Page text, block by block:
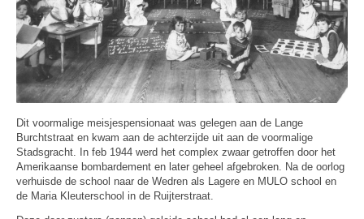
Dit voormalige meisjespensionaat was gelegen aan de Lange
Burchtstraat en kwam aan de achterzijde uit aan de voormalige
Stadsgracht. In feb 1944 werd het complex zwaar getroffen door het
Amerikaanse bombardement en later geheel afgebroken. Na de oorlog
verhuisde de school naar de Wedren als Lagere en MULO school en
de Maria Kleuterschool in de Ruijterstraat.